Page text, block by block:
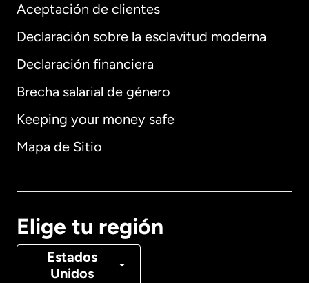
Aceptación de clientes
Declaración sobre la esclavitud moderna
Declaración financiera
Brecha salarial de género
Keeping your money safe
Mapa de Sitio
Elige tu región
Estados
Unidos
Internacional English
Alemania
Canadá Français